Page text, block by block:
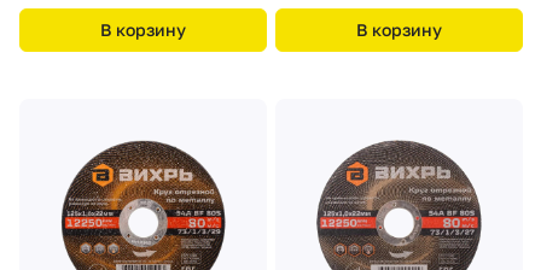
В корзину В корзину